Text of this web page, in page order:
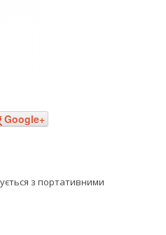
Google+
з портативними